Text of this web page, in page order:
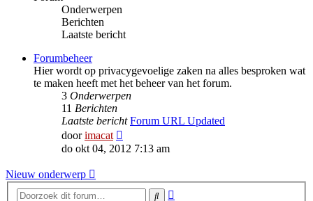
Onderwerpen
Berichten
Laatste bericht
Forumbeheer
Hier wordt op privacygevoelige zaken na alles besproken wat
te maken heeft met het beheer van het forum.
3 Onderwerpen
11 Berichten
Laatste bericht Forum URL Updated
doorimacat
laatste
do okt 04, 2012 7:13 am
Nieuw onderwerp
Zoek